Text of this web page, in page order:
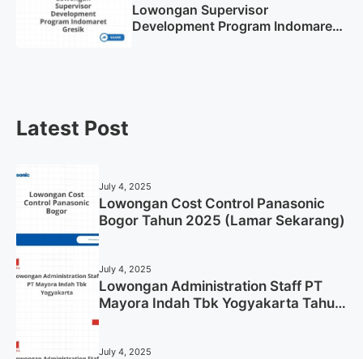
Lowongan Supervisor
Development Program Indomaret
Latest Post
July 4, 2025
Lowongan Cost Control Panasonic
Bogor Tahun 2025 (Lamar Sekarang)
July 4, 2025
Lowongan Administration Staff PT
Mayora Indah Tbk Yogyakarta Tahun
July 4, 2025